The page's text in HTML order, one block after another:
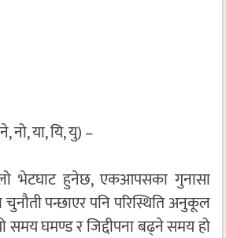
नो, या, यि, यु) –
भेटघाट हुनेछ, एकआपसका गुनासा
चुनौती पन्छाएर पनि परिस्थिति अनुकूल
घमण्ड र जिद्दीपना बढ्ने समय हो